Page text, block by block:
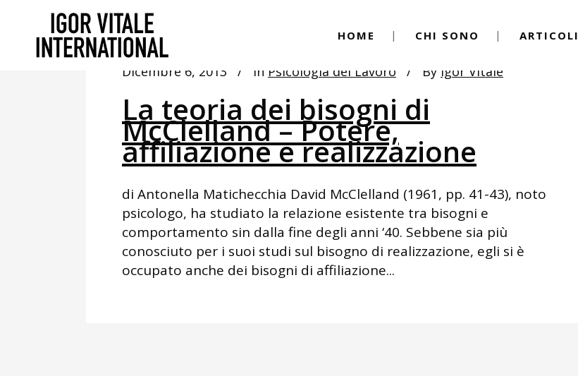
HOME CHI SONO ARTICOLI
Dicembre 6, 2013 In Psicologia del Lavoro By Igor Vitale
La teoria dei bisogni di
McClelland – Potere,
affiliazione e realizzazione
di Antonella Matichecchia David McClelland (1961, pp. 41-43), noto
psicologo, ha studiato la relazione esistente tra bisogni e
comportamento sin dalla fine degli anni ‘40. Sebbene sia più
conosciuto per i suoi studi sul bisogno di realizzazione, egli si è
occupato anche dei bisogni di affiliazione...